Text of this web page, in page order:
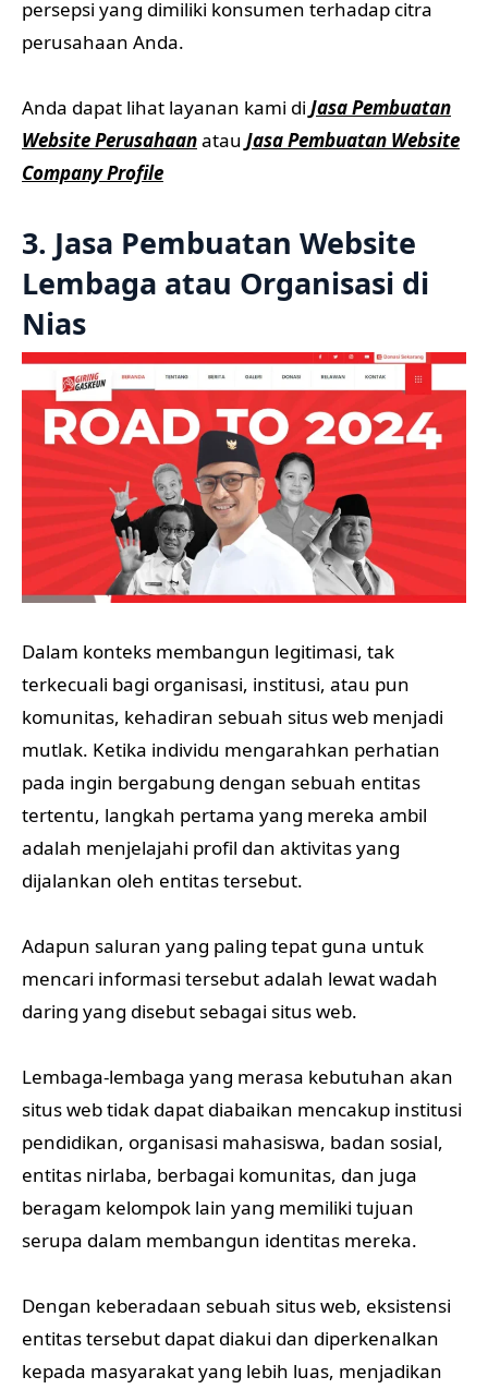
persepsi yang dimiliki konsumen terhadap citra
perusahaan Anda.
Anda dapat lihat layanan kami di Jasa Pembuatan
Website Perusahaanatau Jasa Pembuatan Website
Company Profile
3. Jasa Pembuatan Website
Lembaga atau Organisasi di
Nias
Dalam konteks membangun legitimasi, tak
terkecuali bagi organisasi, institusi, atau pun
komunitas, kehadiran sebuah situs web menjadi
mutlak. Ketika individu mengarahkan perhatian
pada ingin bergabung dengan sebuah entitas
tertentu, langkah pertama yang mereka ambil
adalah menjelajahi profil dan aktivitas yang
dijalankan oleh entitas tersebut.
Adapun saluran yang paling tepat guna untuk
mencari informasi tersebut adalah lewat wadah
daring yang disebut sebagai situs web.
Lembaga-lembaga yang merasa kebutuhan akan
situs web tidak dapat diabaikan mencakup institusi
pendidikan, organisasi mahasiswa, badan sosial,
entitas nirlaba, berbagai komunitas, dan juga
beragam kelompok lain yang memiliki tujuan
serupa dalam membangun identitas mereka.
Dengan keberadaan sebuah situs web, eksistensi
entitas tersebut dapat diakui dan diperkenalkan
kepada masyarakat yang lebih luas, menjadikan